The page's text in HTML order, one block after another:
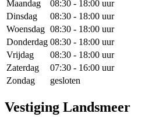
Maandag
08:30 - 18:00 uur
Dinsdag
08:30 - 18:00 uur
Woensdag 08:30 - 18:00 uur
Donderdag 08:30 - 18:00 uur
Vrijdag
08:30 - 18:00 uur
Zaterdag
07:30 - 16:00 uur
Zondag
gesloten
Vestiging Landsmeer